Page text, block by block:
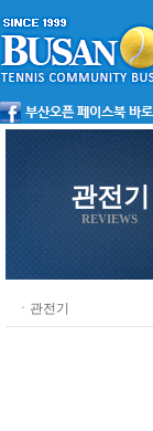
관전기
REVIEWS
ㆍ관전기